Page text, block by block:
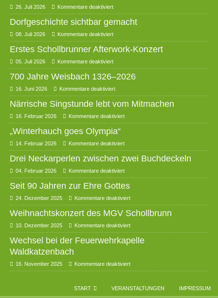
26. Juli 2026 Kommentare deaktiviert
Dorfgeschichte sichtbar gemacht
08. Juli 2026 Kommentare deaktiviert
Erstes Schollbrunner Afterwork-Konzert
05. Juli 2026 Kommentare deaktiviert
700 Jahre Weisbach 1326–2026
16. Juni 2026 Kommentare deaktiviert
Närrische Singstunde lebt vom Mitmachen
16. Februar 2026 Kommentare deaktiviert
„Winterhauch goes Olympia“
14. Februar 2026 Kommentare deaktiviert
Drei Neckarperlen zwischen zwei Buchdeckeln
04. Februar 2026 Kommentare deaktiviert
Seit 90 Jahren zur Ehre Gottes
24. Dezember 2025 Kommentare deaktiviert
Weihnachtskonzert des MGV Schollbrunn
10. Dezember 2025 Kommentare deaktiviert
Wechsel bei der Feuerwehrkapelle
Waldkatzenbach
16. November 2025 Kommentare deaktiviert
START VERANSTALTUNGEN IMPRESSUM